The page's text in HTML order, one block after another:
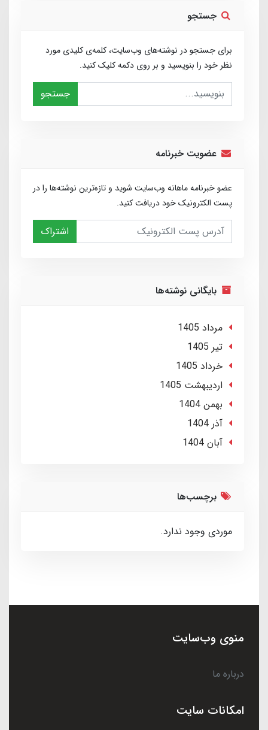
جستجو
برای جستجو در نوشته‌های وب‌سایت، کلمه‌ی کلیدی مورد
نظر خود را بنویسید و بر روی دکمه کلیک کنید.
جستجو
عضویت خبرنامه
عضو خبرنامه ماهانه وب‌سایت شوید و تازه‌ترین نوشته‌ها را در
پست الکترونیک خود دریافت کنید.
اشتراک
بایگانی نوشته‌ها
مرداد 1405
تير 1405
خرداد 1405
ارديبهشت 1405
بهمن 1404
آذر 1404
آبان 1404
برچسب‌ها
موردی وجود ندارد.
منوی وب‌سایت
درباره ما
امکانات سایت